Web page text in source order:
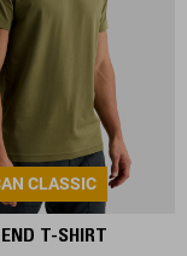
CLASSIC
T-SHIRT